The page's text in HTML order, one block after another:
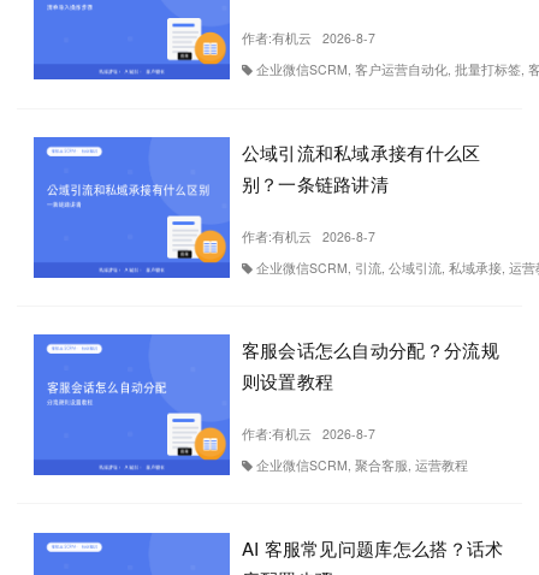
作者:有机云
2026-8-7
企业微信SCRM, 客户运营自动化, 批量打标签,
公域引流和私域承接有什么区
别？一条链路讲清
作者:有机云
2026-8-7
企业微信SCRM, 引流, 公域引流, 私域承接, 运营
客服会话怎么自动分配？分流规
则设置教程
作者:有机云
2026-8-7
企业微信SCRM, 聚合客服, 运营教程
AI 客服常见问题库怎么搭？话术